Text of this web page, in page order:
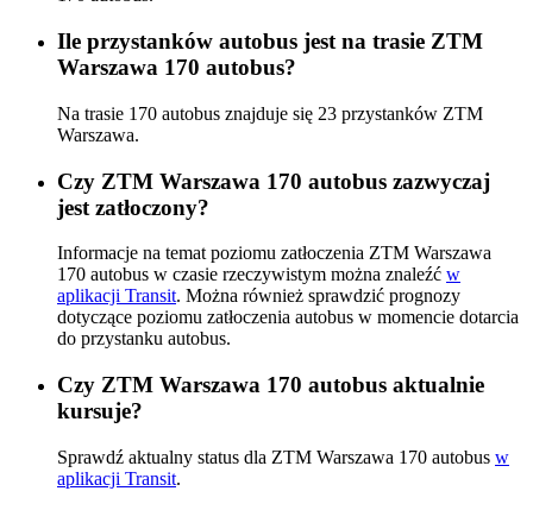
Ile przystanków autobus jest na trasie ZTM
Warszawa 170 autobus?
Na trasie 170 autobus znajduje się 23 przystanków ZTM
Warszawa.
Czy ZTM Warszawa 170 autobus zazwyczaj
jest zatłoczony?
Informacje na temat poziomu zatłoczenia ZTM Warszawa
170 autobus w czasie rzeczywistym można znaleźć w
aplikacji Transit. Można również sprawdzić prognozy
dotyczące poziomu zatłoczenia autobus w momencie dotarcia
do przystanku autobus.
Czy ZTM Warszawa 170 autobus aktualnie
kursuje?
Sprawdź aktualny status dla ZTM Warszawa 170 autobus w
aplikacji Transit.